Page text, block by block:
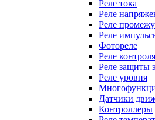
Реле тока
Реле
Реле
Реле
Фотореле
Реле
Реле защиты
Реле уровня
Датчики
Контроллеры